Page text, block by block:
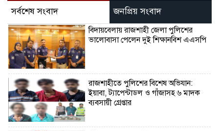
সর্বশেষ সংবাদ জনপ্রিয় সংবাদ
বিদায়বেলায় রাজশাহী জেলা পুলিশের
ভালোবাসা পেলেন দুই শিক্ষানবিশ এএসপি
রাজশাহীতে পুলিশের বিশেষ অভিযান:
ইয়াবা, ট্যাপেন্টাডল ও গাঁজাসহ ৬ মাদক
ব্যবসায়ী গ্রেপ্তার